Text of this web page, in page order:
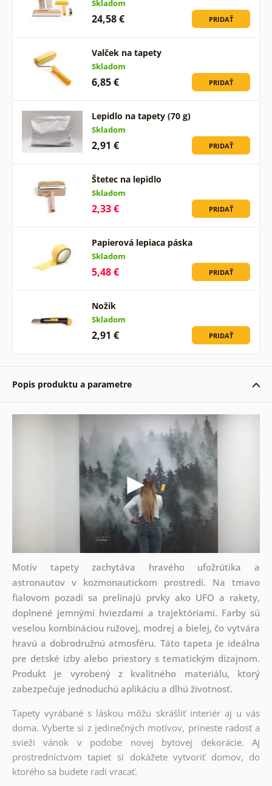
Skladom
24,58 € PRIDAŤ
Valček na tapety
Skladom
6,85 € PRIDAŤ
Lepidlo na tapety (70 g)
Skladom
2,91 € PRIDAŤ
Štetec na lepidlo
Skladom
2,33 € PRIDAŤ
Papierová lepiaca páska
Skladom
5,48 € PRIDAŤ
Nožík
Skladom
2,91 € PRIDAŤ
Popis produktu a parametre
Motív tapety zachytáva hravého ufožrútika a
astronautov v kozmonautickom prostredí. Na tmavo
fialovom pozadí sa prelínajú prvky ako UFO a rakety,
doplnené jemnými hviezdami a trajektóriami. Farby sú
veselou kombináciou ružovej, modrej a bielej, čo vytvára
hravú a dobrodružnú atmosféru. Táto tapeta je ideálna
pre detské izby alebo priestory s tematickým dizajnom.
Produkt je vyrobený z kvalitného materiálu, ktorý
zabezpečuje jednoduchú aplikáciu a dlhú životnosť.
Tapety vyrábané s láskou môžu skrášliť interiér aj u vás
doma. Vyberte si z jedinečných motívov, prineste radosť a
svieži vánok v podobe novej bytovej dekorácie. Aj
prostredníctvom tapiet si dokážete vytvoriť domov, do
ktorého sa budete radi vracať.